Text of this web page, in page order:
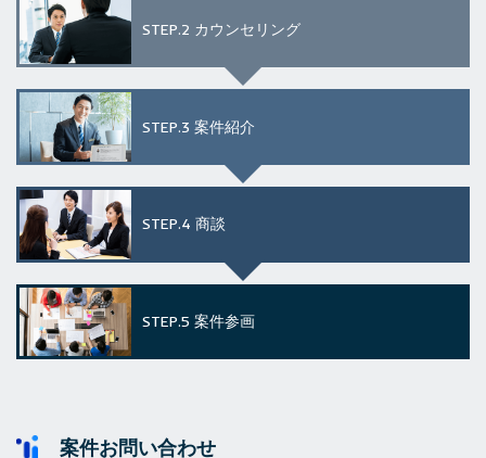
STEP.2 カウンセリング
STEP.3 案件紹介
STEP.4 商談
STEP.5 案件参画
案件お問い合わせ